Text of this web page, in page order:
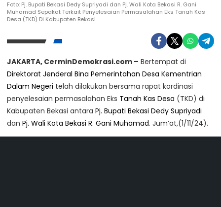
Foto: Pj. Bupati Bekasi Dedy Supriyadi dan Pj. Wali Kota Bekasi R. Gani
Muhamad Sepakat Terkait Penyelesaian Permasalahan Eks Tanah Kas
Desa (TKD) Di Kabupaten Bekasi
JAKARTA, CerminDemokrasi.com – Bertempat di
Direktorat Jenderal Bina Pemerintahan Desa Kementrian
Dalam Negeri telah dilakukan bersama rapat kordinasi
penyelesaian permasalahan Eks Tanah Kas Desa (TKD) di
Kabupaten Bekasi antara Pj. Bupati Bekasi Dedy Supriyadi
dan Pj. Wali Kota Bekasi R. Gani Muhamad. Jum’at,(1/11/24).
Kunjungi Website Resmi Cermin Demokrasi
Oriented Development LRT City Bekasi